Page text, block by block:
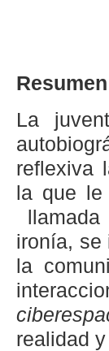
Resumen
La
reflexiva
la que
ironía, se
la
realidad